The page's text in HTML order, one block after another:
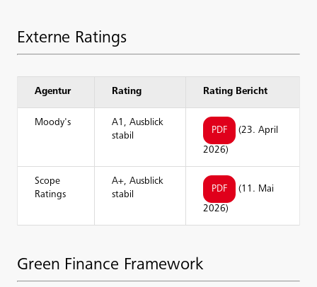
Externe Ratings
Agentur Rating Rating Bericht
Moody's
A1, Ausblick
stabil
PDF
(23. April
2026)
Scope
Ratings
A+, Ausblick
stabil
PDF
(11. Mai
2026)
Green Finance Framework